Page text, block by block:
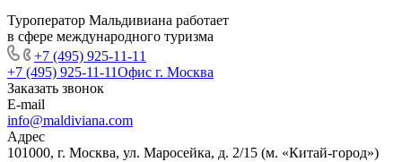
Туроператор Мальдивиана работает
в сфере международного туризма
+7 (495) 925-11-11
+7 (495) 925-11-11Офис г. Москва
Заказать звонок
E-mail
info@maldiviana.com
Адрес
101000, г. Москва, ул. Маросейка, д. 2/15 (м. «Китай-город»)